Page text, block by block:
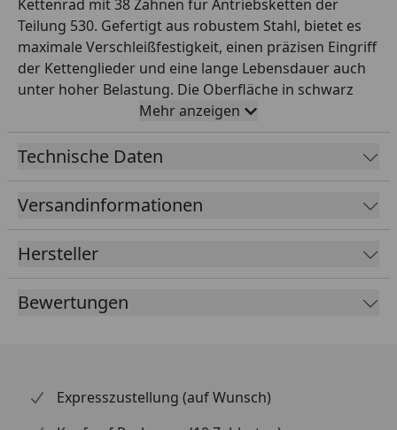
Kettenrad mit 38 Zähnen für Antriebsketten der
Teilung 530. Gefertigt aus robustem Stahl, bietet es
maximale Verschleißfestigkeit, einen präzisen Eingriff
der Kettenglieder und eine lange Lebensdauer auch
unter hoher Belastung. Die Oberfläche in schwarz
garantiert einen wirksamen Korrosionsschutz und
ein sauberes optisches Erscheinungsbild am
Hinterrad. Durch die exakte CNC-Bearbeitung läuft
wichtiger Faktor für die Lebensdauer der gesamten
Antriebseinheit. RK steht weltweit für höchste
Jahrzehnten Erstausrüster vieler renommierter
Hersteller. Ideal als Direktersatz im Rahmen eines
Kettensatz-Wechsels oder zur Anpassung der
Mehr anzeigen
Technische Daten
Versandinformationen
Hersteller
Bewertungen
Expresszustellung (auf Wunsch)